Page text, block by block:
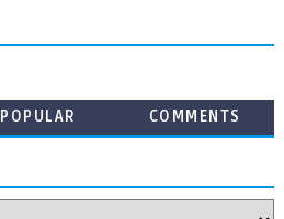
POPULAR COMMENTS